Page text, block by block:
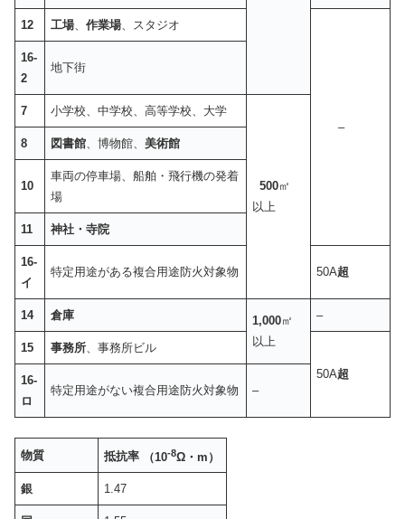
12 工場、作業場、スタジオ
–
16-
2
地下街
7 小学校、中学校、高等学校、大学
500㎡
以上
8 図書館 、博物館、美術館
10
車両の停車場、船舶・飛行機の発着
場
11 神社・寺院
16-
イ
特定用途がある複合用途防火対象物 50A超
14 倉庫 1,000㎡
以上
–
15 事務所 、事務所ビル
50A超
16-
ロ
特定用途がない複合用途防火対象物 –
物質 抵抗率 （10-8Ω・m）
銀 1.47